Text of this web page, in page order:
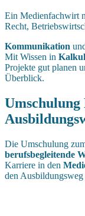
Ein Medienfachwirt
Recht,
Kommunikation
Mit Wissen in
Projekte gut planen
Überblick.
Die Umschulung
berufsbegleitende
Karriere in den
den